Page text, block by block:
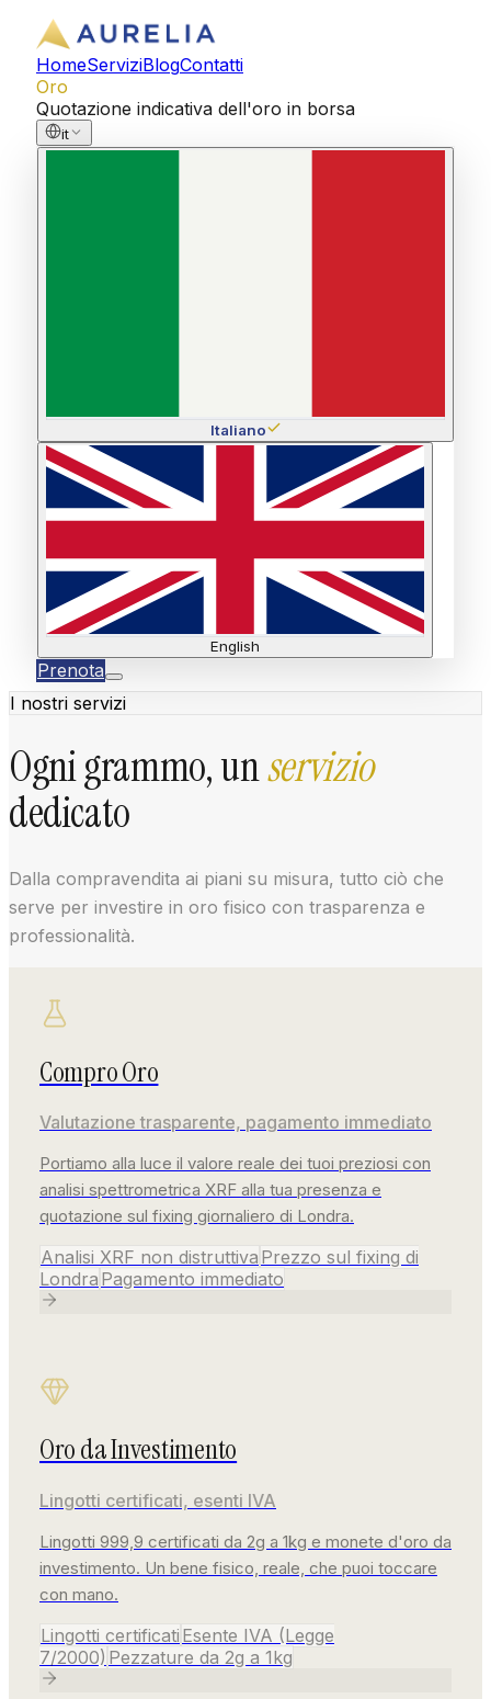
HomeServiziBlogContatti
Oro
Quotazione indicativa dell'oro in borsa
it
Italiano
English
Prenota
HomeServiziBlog
Prenota
English
I nostri servizi
Ogni grammo, unservizio
dedicato
Dalla compravendita ai piani su misura, tutto ciò che
serve per investire in oro fisico con trasparenza e
professionalità.
Compro Oro
Valutazione trasparente, pagamento immediato
Portiamo alla luce il valore reale dei tuoi preziosi con
analisi spettrometrica XRF alla tua presenza e
quotazione sul fixing giornaliero di Londra.
Analisi XRF non distruttiva Prezzo sul fixing di
Londra Pagamento immediato
Oro da Investimento
Lingotti certificati, esenti IVA
Lingotti 999,9 certificati da 2g a 1kg e monete d'oro da
investimento. Un bene fisico, reale, che puoi toccare
con mano.
Lingotti certificati Esente IVA (Legge
7/2000) Pezzature da 2g a 1kg